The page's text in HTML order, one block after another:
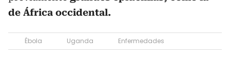
de África occidental.
Ébola Uganda Enfermedades